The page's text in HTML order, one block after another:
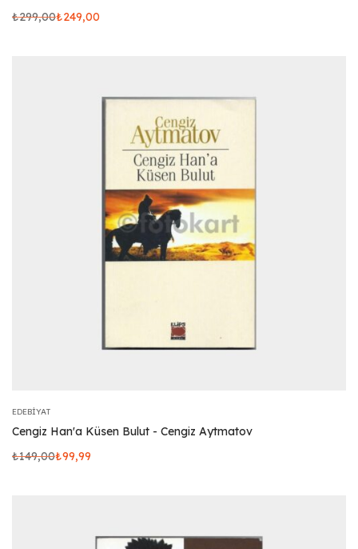
₺299,00₺249,00
EDEBIYAT
Cengiz Han'a Küsen Bulut - Cengiz Aytmatov
₺149,00₺99,99